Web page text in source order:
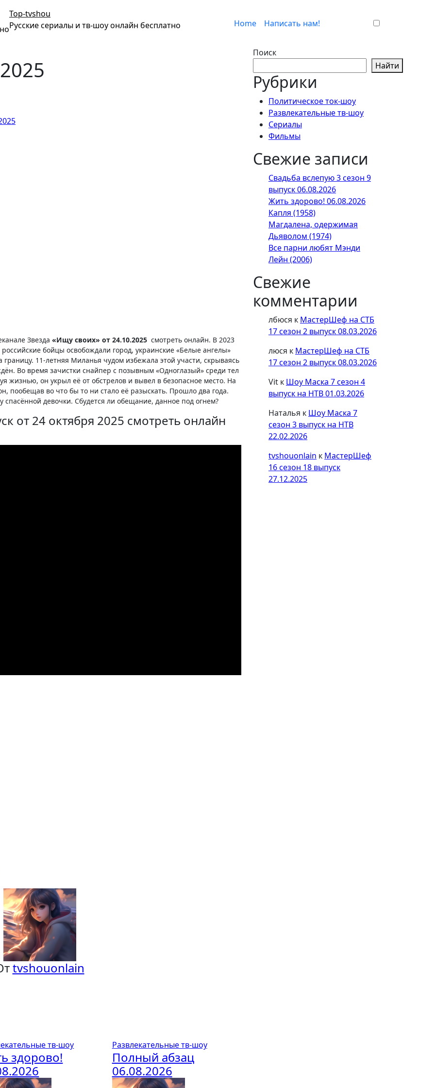
Top-tvshou
Русские сериалы и тв-шоу онлайн бесплатно
Home Написать нам!
Звезда «Ищу своих» от 24.10.2025 смотреть онлайн. В 2023
бойцы освобождали город, украинские «Белые ангелы»
11-летняя Миланья чудом избежала этой участи, скрываясь
Во время зачистки снайпер с позывным «Одноглазый» среди тел
жизнью, он укрыл её от обстрелов и вывел в безопасное место. На
пообещав во что бы то ни стало её разыскать. Прошло два года.
спасённой девочки. Сбудется ли обещание, данное под огнем?
от 24 октября 2025 смотреть онлайн
tvshouonlain
тв-шоу
здорово!
Развлекательные тв-шоу
Полный абзац
06.08.2026
Поиск
Найти
Рубрики
Политическое ток-шоу
Развлекательные тв-шоу
Сериалы
Фильмы
Свежие записи
Свадьба вслепую 3 сезон 9
выпуск 06.08.2026
Жить здорово! 06.08.2026
Капля (1958)
Магдалена, одержимая
Дьяволом (1974)
Все парни любят Мэнди
Лейн (2006)
Свежие
комментарии
лбюся к МастерШеф на СТБ
17 сезон 2 выпуск 08.03.2026
люся к МастерШеф на СТБ
17 сезон 2 выпуск 08.03.2026
Vit к Шоу Маска 7 сезон 4
выпуск на НТВ 01.03.2026
Наталья к Шоу Маска 7
сезон 3 выпуск на НТВ
22.02.2026
tvshouonlain к МастерШеф
16 сезон 18 выпуск
27.12.2025